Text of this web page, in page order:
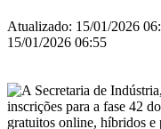
Atualizado: 15/01/2026
15/01/2026 06:55